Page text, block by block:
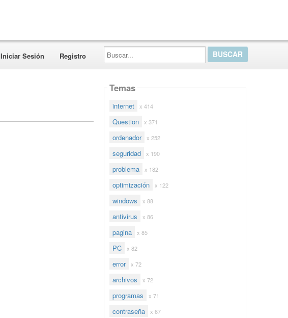
Iniciar Sesión Registro
Buscar...
Temas
internet x 414
Question x 371
ordenador x 252
seguridad x 190
problema x 182
optimización x 122
windows x 88
antivirus x 86
pagina x 85
PC x 82
error x 72
archivos x 72
programas x 71
contraseña x 67